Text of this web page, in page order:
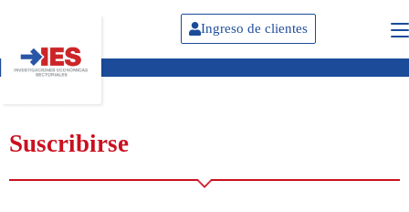
Ingreso de clientes
Suscribirse